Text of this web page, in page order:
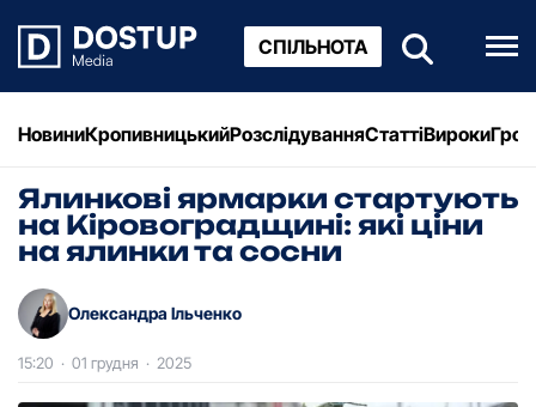
СПІЛЬНОТА
НовиниКропивницькийРозслідуванняСтаттіВироки
Ялинкові ярмарки стартують
на Кіровоградщині: які ціни
на ялинки та сосни
Олександра Ільченко
15:20 · 01 грудня · 2025